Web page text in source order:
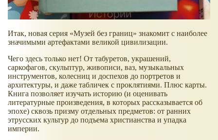
Итак, новая серия Музей без границ
знакомит с наиболее
значимыми артефактами великой цивилизации.
Чего здесь только нет! От табуретов, украшений,
саркофагов, скульптур, живописи, ваз, музыкальных
инструментов, колесниц и доспехов до портретов и
архитектуры, и даже табличек с проклятиями. Плюс карты.
Книга позволяет изучать историю (и оценивать
литературные произведения, в которых рассказывается об
эпохе) сквозь призму отдельных предметов: от ранних
этрусских культур до подъема христианства и упадка
империи.